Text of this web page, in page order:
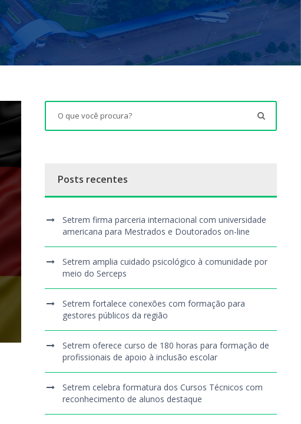
Posts recentes
Setrem firma parceria internacional com universidade
americana para Mestrados e Doutorados on-line
Setrem amplia cuidado psicológico à comunidade por
meio do Serceps
Setrem fortalece conexões com formação para
gestores públicos da região
Setrem oferece curso de 180 horas para formação de
profissionais de apoio à inclusão escolar
Setrem celebra formatura dos Cursos Técnicos com
reconhecimento de alunos destaque